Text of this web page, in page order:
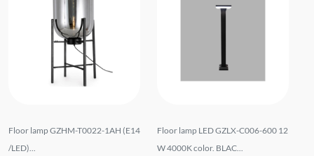
Floor lamp GZHM-T0022-1AH (E14
/LED)...
Floor lamp LED GZLX-C006-600 12
W 4000K color. BLAC...